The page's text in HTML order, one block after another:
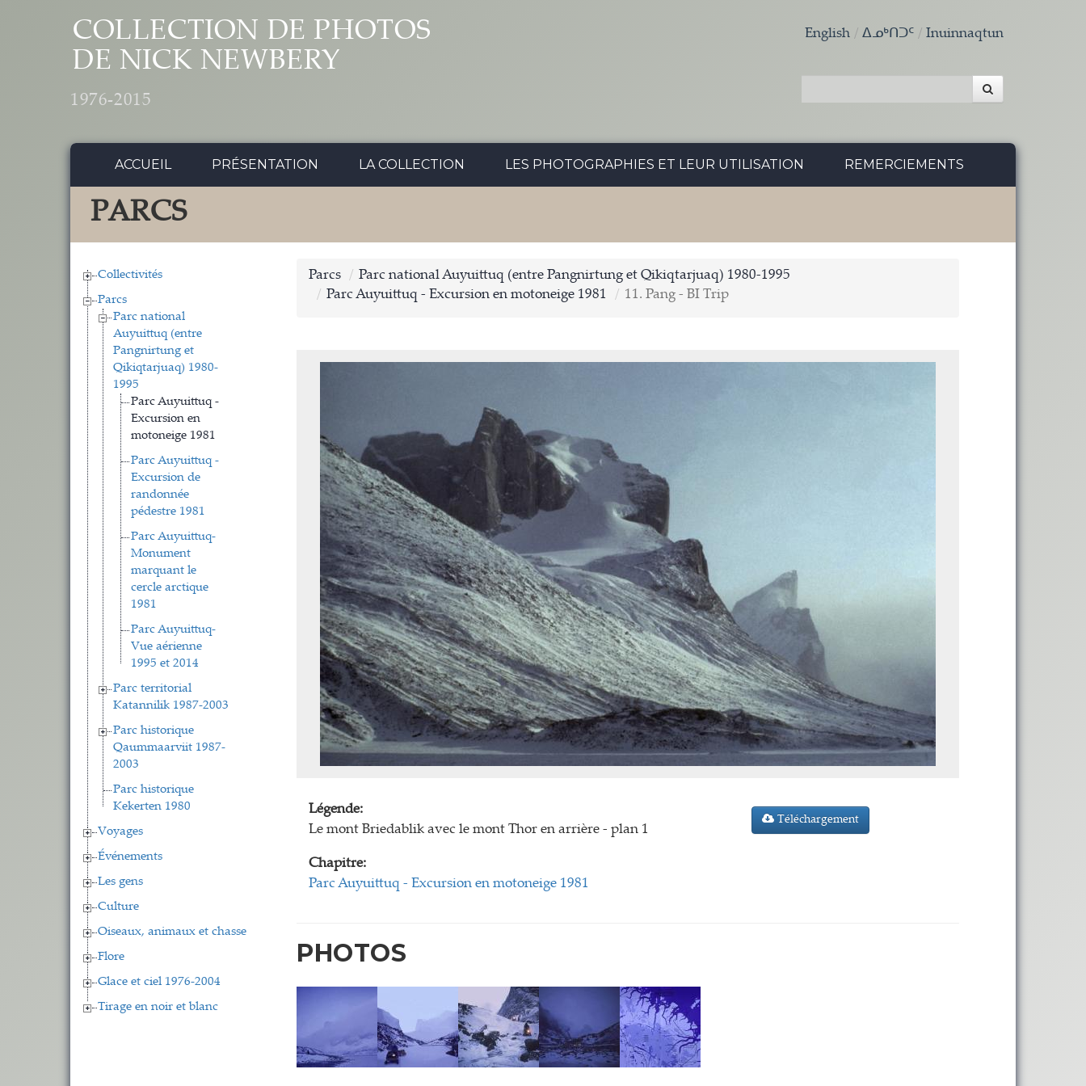
COLLECTION DE PHOTOS
DE NICK NEWBERY
1976-2015
English ᐃᓄᒃᑎᑐᑦ Inuinnaqtun
ACCUEIL PRÉSENTATION LA COLLECTION LES PHOTOGRAPHIES ET LEUR UTILISATION REMERCIEMENTS
PARCS
Collectivités
Parcs
Parc national
Auyuittuq (entre
Pangnirtung et
Qikiqtarjuaq) 1980-
1995
Parc Auyuittuq -
Excursion en
motoneige 1981
Parc Auyuittuq -
Excursion de
randonnée
pédestre 1981
Parc Auyuittuq-
Monument
marquant le
cercle arctique
1981
Parc Auyuittuq-
Vue aérienne
1995 et 2014
Parc territorial
Katannilik 1987-2003
Parc historique
Qaummaarviit 1987-
2003
Parc historique
Kekerten 1980
Voyages
Événements
Les gens
Culture
Oiseaux, animaux et chasse
Flore
Glace et ciel 1976-2004
Tirage en noir et blanc
Parcs
Parc national Auyuittuq (entre Pangnirtung et Qikiqtarjuaq) 1980-1995
Parc Auyuittuq - Excursion en motoneige 1981
11. Pang - BI Trip
Légende:
Le mont Briedablik avec le mont Thor en arrière - plan 1
Chapitre:
Parc Auyuittuq - Excursion en motoneige 1981
Téléchargement
PHOTOS